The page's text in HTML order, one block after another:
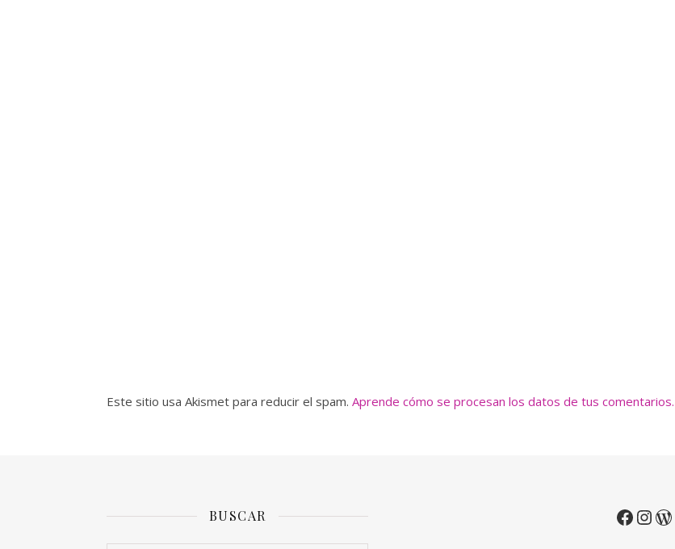
Este sitio usa Akismet para reducir el spam. Aprende cómo se procesan los datos de tus comentarios.
BUSCAR